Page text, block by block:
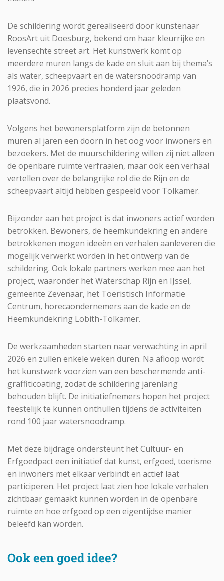
De schildering wordt gerealiseerd door kunstenaar
RoosArt uit Doesburg, bekend om haar kleurrijke en
levensechte street art. Het kunstwerk komt op
meerdere muren langs de kade en sluit aan bij thema’s
als water, scheepvaart en de watersnoodramp van
1926, die in 2026 precies honderd jaar geleden
plaatsvond.
Volgens het bewonersplatform zijn de betonnen
muren al jaren een doorn in het oog voor inwoners en
bezoekers. Met de muurschildering willen zij niet alleen
de openbare ruimte verfraaien, maar ook een verhaal
vertellen over de belangrijke rol die de Rijn en de
scheepvaart altijd hebben gespeeld voor Tolkamer.
Bijzonder aan het project is dat inwoners actief worden
betrokken. Bewoners, de heemkundekring en andere
betrokkenen mogen ideeën en verhalen aanleveren die
mogelijk verwerkt worden in het ontwerp van de
schildering. Ook lokale partners werken mee aan het
project, waaronder het Waterschap Rijn en IJssel,
gemeente Zevenaar, het Toeristisch Informatie
Centrum, horecaondernemers aan de kade en de
Heemkundekring Lobith-Tolkamer.
De werkzaamheden starten naar verwachting in april
2026 en zullen enkele weken duren. Na afloop wordt
het kunstwerk voorzien van een beschermende anti-
graffiticoating, zodat de schildering jarenlang
behouden blijft. De initiatiefnemers hopen het project
feestelijk te kunnen onthullen tijdens de activiteiten
rond 100 jaar watersnoodramp.
Met deze bijdrage ondersteunt het Cultuur- en
Erfgoedpact een initiatief dat kunst, erfgoed, toerisme
en inwoners met elkaar verbindt en actief laat
participeren. Het project laat zien hoe lokale verhalen
zichtbaar gemaakt kunnen worden in de openbare
ruimte en hoe erfgoed op een eigentijdse manier
beleefd kan worden.
Ook een goed idee?